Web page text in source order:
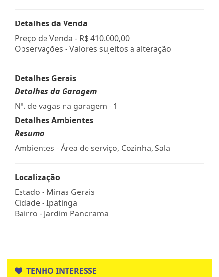
Detalhes da Venda
Preço de Venda - R$ 410.000,00
Observações - Valores sujeitos a alteração
Detalhes Gerais
Detalhes da Garagem
Nº. de vagas na garagem - 1
Detalhes Ambientes
Resumo
Ambientes - Área de serviço, Cozinha, Sala
Localização
Estado - Minas Gerais
Cidade -Ipatinga
Bairro - Jardim Panorama
TENHO INTERESSE